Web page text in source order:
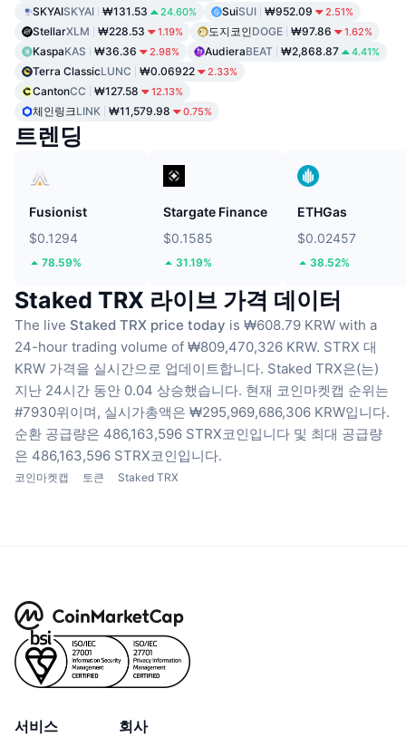
SKYAISKYAI ₩131.53 24.60% SuiSUI ₩952.09 2.51%
StellarXLM ₩228.53 1.19% 도지코인DOGE ₩97.86 1.62%
KaspaKAS ₩36.36 2.98% AudieraBEAT ₩2,868.87 4.41%
Terra ClassicLUNC ₩0.06922 2.33%
CantonCC ₩127.58 12.13%
체인링크LINK ₩11,579.98 0.75%
트렌딩
Fusionist
$0.1294
78.59%
Stargate Finance
$0.1585
31.19%
ETHGas
$0.02457
38.52%
Staked TRX 라이브 가격 데이터
The live Staked TRX price today is ₩608.79 KRW with a
24-hour trading volume of ₩809,470,326 KRW. STRX 대
KRW 가격을 실시간으로 업데이트합니다. Staked TRX은(는)
지난 24시간 동안 0.04 상승했습니다. 현재 코인마켓캡 순위는
#7930위이며, 실시가총액은 ₩295,969,686,306 KRW입니다.
순환 공급량은 486,163,596 STRX코인입니다 및 최대 공급량
은 486,163,596 STRX코인입니다.
코인마켓캡 토큰 Staked TRX
서비스 회사